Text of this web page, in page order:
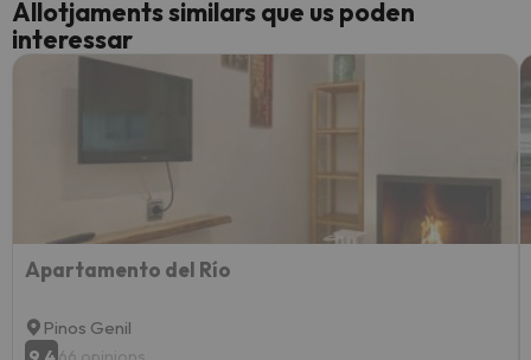
Allotjaments similars que us poden
interessar
Apartamento del Río
Pinos Genil